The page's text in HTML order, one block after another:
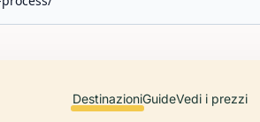
DestinazioniGuideVedi i prezzi